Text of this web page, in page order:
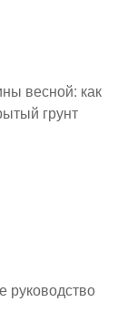
весной: как
грунт
руководство